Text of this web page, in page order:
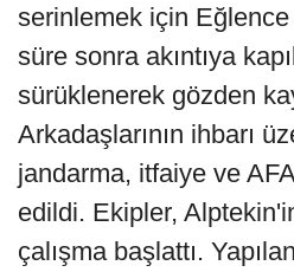
serinlemek için
süre sonra akıntıya
sürüklenerek gözden
Arkadaşlarının ihbarı
jandarma, itfaiye ve
edildi. Ekipler,
çalışma başlattı.